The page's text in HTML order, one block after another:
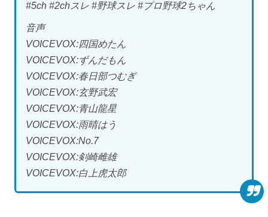
#5ch #2chスレ #野球スレ #プロ野球2ちゃん
音声
VOICEVOX:四国めたん
VOICEVOX:ずんだもん
VOICEVOX:春日部つむぎ
VOICEVOX:玄野武宏
VOICEVOX:青山龍星
VOICEVOX:雨晴はう
VOICEVOX:No.7
VOICEVOX:剣崎雌雄
VOICEVOX:白上虎太郎